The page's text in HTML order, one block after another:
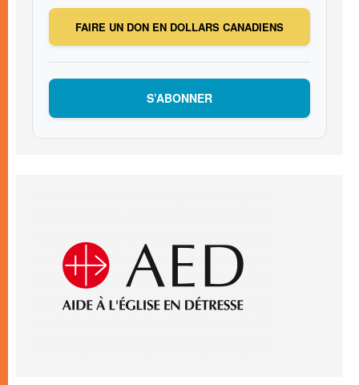
FAIRE UN DON EN DOLLARS CANADIENS
S’ABONNER